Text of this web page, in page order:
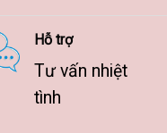
Hỗ trợ
Tư vấn nhiệt
tình